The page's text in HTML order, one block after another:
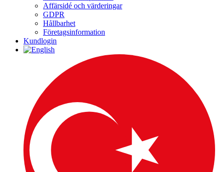
Affärsidé och värderingar
GDPR
Hållbarhet
Företagsinformation
Kundlogin